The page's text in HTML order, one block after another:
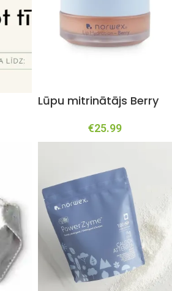
Lūpu mitrinātājs Berry
€25.99